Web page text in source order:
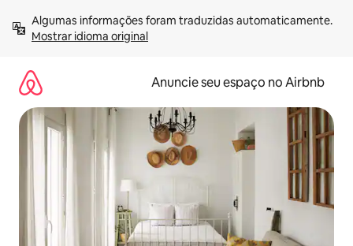
para
Mostrar idioma original
Anuncie seu espaço no Airbnb